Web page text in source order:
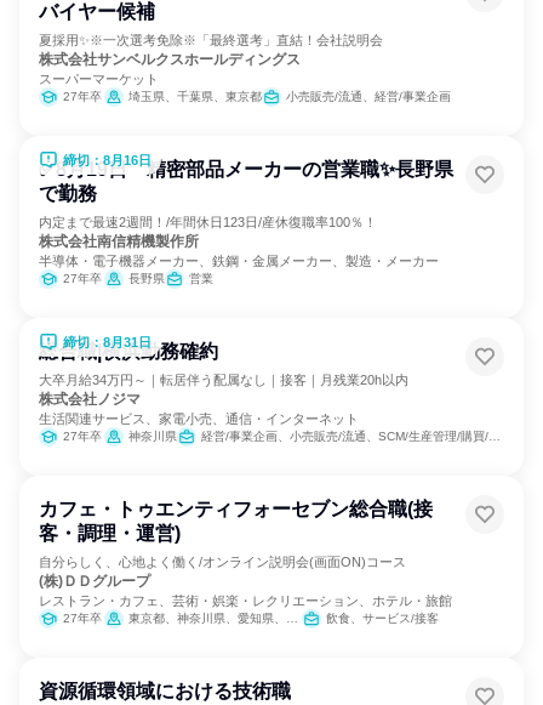
バイヤー候補
夏採用✨️※一次選考免除※「最終選考」直結！会社説明会
株式会社サンベルクスホールディングス
スーパーマーケット
27年卒 埼玉県、千葉県、東京都 小売販売/流通、経営/事業企画
締切：8月16日
✅8月19日 精密部品メーカーの営業職✨長野県
で勤務
内定まで最速2週間！/年間休日123日/産休復職率100％！
株式会社南信精機製作所
半導体・電子機器メーカー、鉄鋼・金属メーカー、製造・メーカー
27年卒 長野県 営業
締切：8月31日
総合職|横浜勤務確約
大卒月給34万円～｜転居伴う配属なし｜接客｜月残業20h以内
株式会社ノジマ
生活関連サービス、家電小売、通信・インターネット
27年卒 神奈川県 経営/事業企画、小売販売/流通、SCM/生産管理/購買/物流
カフェ・トゥエンティフォーセブン総合職(接
客・調理・運営)
自分らしく、心地よく働く/オンライン説明会(画面ON)コース
(株)ＤＤグループ
レストラン・カフェ、芸術・娯楽・レクリエーション、ホテル・旅館
27年卒 東京都、神奈川県、愛知県、大阪府、広島県 飲食、サービス/接客
資源循環領域における技術職